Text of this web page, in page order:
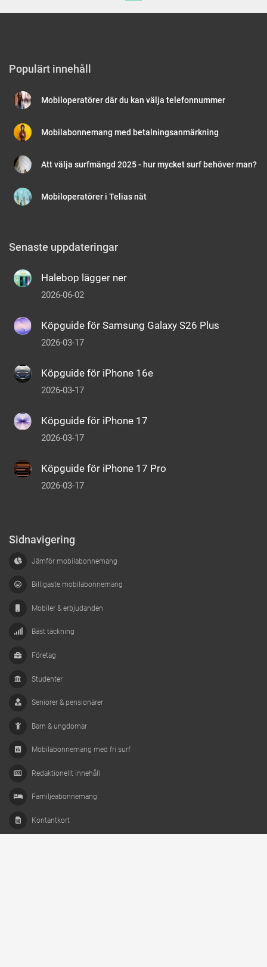
Populärt innehåll
Mobiloperatörer där du kan välja telefonnummer
Mobilabonnemang med betalningsanmärkning
Att välja surfmängd 2025 - hur mycket surf behöver man?
Mobiloperatörer i Telias nät
Senaste uppdateringar
Halebop lägger ner
2026-06-02
Köpguide för Samsung Galaxy S26 Plus
2026-03-17
Köpguide för iPhone 16e
2026-03-17
Köpguide för iPhone 17
2026-03-17
Köpguide för iPhone 17 Pro
2026-03-17
Sidnavigering
Jämför mobilabonnemang
Billigaste mobilabonnemang
Mobiler & erbjudanden
Bäst täckning
Företag
Studenter
Seniorer & pensionärer
Barn & ungdomar
Mobilabonnemang med fri surf
Redaktionellt innehåll
Familjeabonnemang
Kontantkort